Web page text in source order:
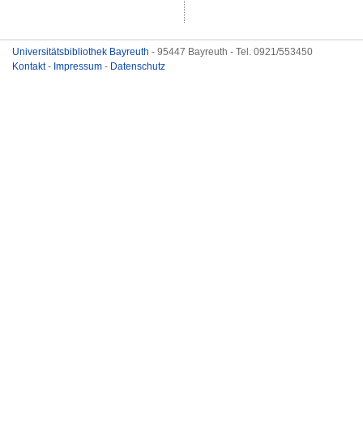
Universitätsbibliothek Bayreuth - 95447 Bayreuth - Tel. 0921/553450
Kontakt- Impressum - Datenschutz